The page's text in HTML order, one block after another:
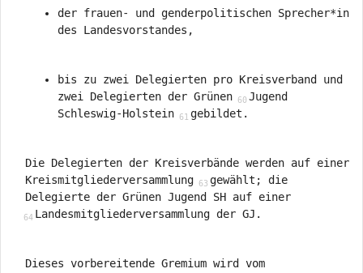
der frauen- und genderpolitischen Sprecher*in
des Landesvorstandes,
bis zu zwei Delegierten pro Kreisverband und
zwei Delegierten der Grünen
Jugend
Schleswig-Holstein
gebildet.
Die Delegierten der Kreisverbände werden auf einer
Kreismitgliederversammlung
gewählt; die
Delegierte der Grünen Jugend SH auf einer
Landesmitgliederversammlung der GJ.
Dieses vorbereitende Gremium wird vom